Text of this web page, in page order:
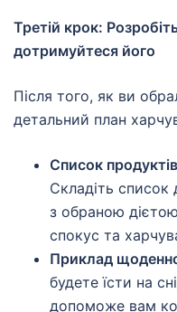
Третій крок:
дотримуйтеся його
Після того, як ви
детальний план
Список
Складіть список
з обраною
спокус та
Приклад
будете їсти на
допоможе вам